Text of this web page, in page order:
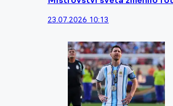
23.07.2026 10:13